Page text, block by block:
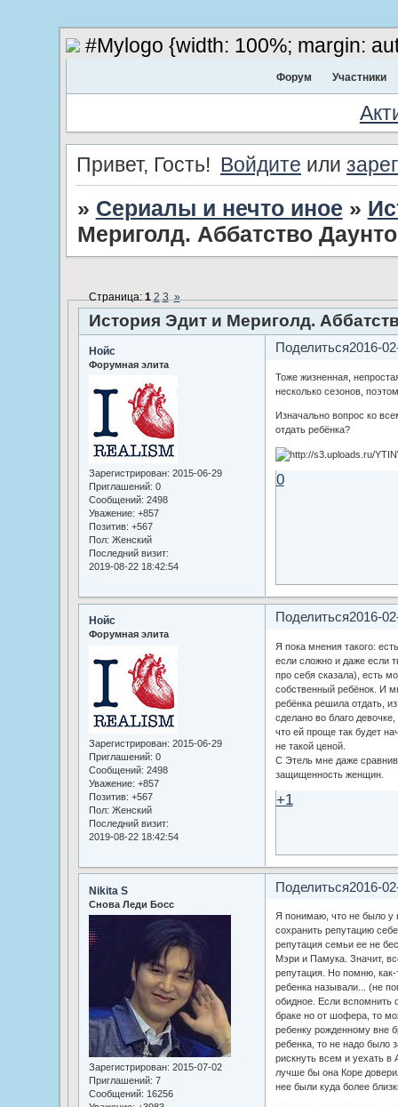
#Mylogo {width: 100%; margin:
Форум Участники
Привет, Гость! Войдите или
» Сериалы и нечто иное »
Мериголд. Аббатство
История Эдит и Мериголд.
Страница:1 2 3 »
Поделиться2016-
Нойс
Форумная элита
Зарегистрирован: 2015-06-29
Приглашений: 0
Сообщений: 2498
Уважение: +857
Позитив: +567
Пол: Женский
Последний визит:
2019-08-22 18:42:54
Тоже жизненная,
несколько сезонов,
Изначально вопрос ко
отдать ребёнка?
0
Поделиться2016-
Нойс
Форумная элита
Зарегистрирован: 2015-06-29
Приглашений: 0
Сообщений: 2498
Уважение: +857
Позитив: +567
Пол: Женский
Последний визит:
2019-08-22 18:42:54
Я пока мнения такого:
если сложно и даже если
про себя сказала), есть
собственный ребёнок. И
ребёнка решила отдать,
сделано во благо
что ей проще так будет
не такой ценой.
С Этель мне даже
защищенность женщин.
+1
Поделиться2016-
Nikita S
Снова Леди Босс
Зарегистрирован: 2015-07-02
Приглашений: 7
Сообщений: 16256
Я понимаю, что не было у
сохранить репутацию
репутация семьи ее не
Мэри и Памука. Значит,
репутация. Но помню, как-
ребенка называли... (не
обидное. Если вспомнить
браке но от шофера, то
ребенку рожденному вне
ребенка, то не надо было
рискнуть всем и уехать
лучше бы она Коре
нее были куда более